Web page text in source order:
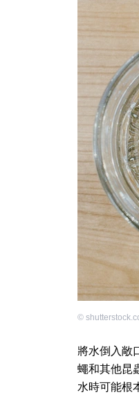
©
將水倒入敞
蠅和其他昆
水時可能根